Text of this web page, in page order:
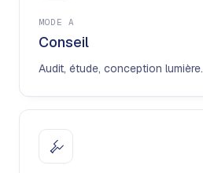
MODE A
Conseil
Audit, étude, conception lumière.